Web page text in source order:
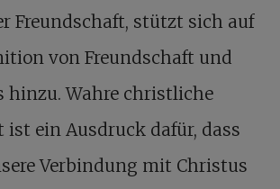
Freundschaft, stützt sich auf
von Freundschaft und
hinzu. Wahre christliche
ist ein Ausdruck dafür, dass
Verbindung mit Christus